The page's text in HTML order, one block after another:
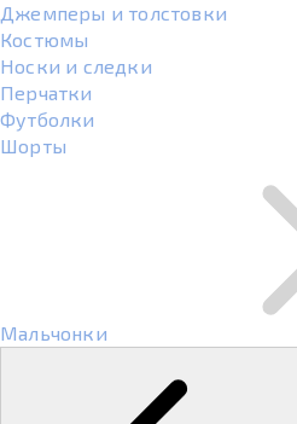
Джемперы и толстовки
Костюмы
Носки и следки
Перчатки
Футболки
Шорты
Мальчонки